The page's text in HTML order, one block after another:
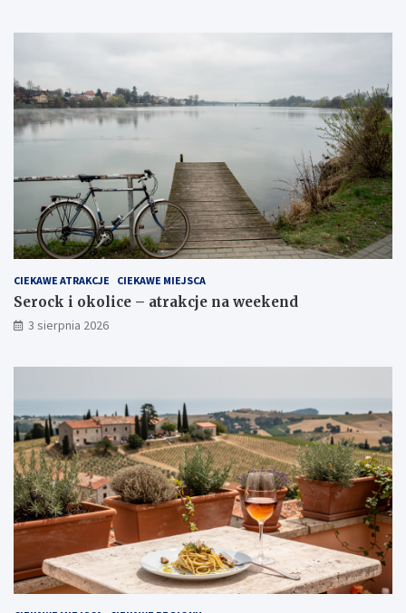
CIEKAWE ATRAKCJE CIEKAWE MIEJSCA
Serock i okolice – atrakcje na weekend
3 sierpnia 2026